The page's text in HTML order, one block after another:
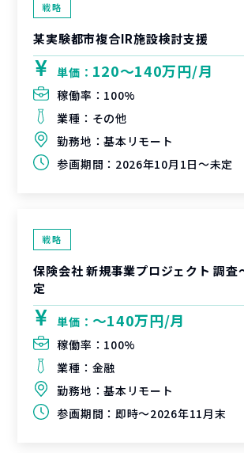
戦略
某実験都市複合IR施設検討支援
単価： 120〜140万円/月
稼働率： 100%
業種： その他
勤務地：基本リモート
参画期間： 2026年10月1日～未定
戦略
保険会社 新規事業プロジェクト 調査
定
単価： 〜140万円/月
稼働率： 100%
業種： 金融
勤務地：基本リモート
参画期間： 即時～2026年11月末